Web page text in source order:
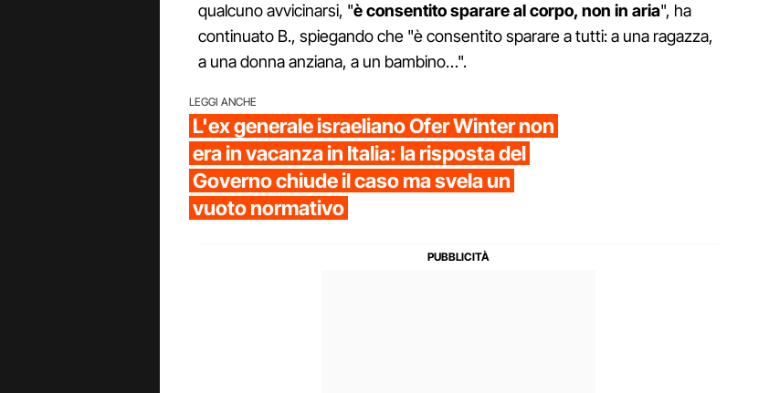
qualcuno avvicinarsi, "è consentito sparare al corpo, non in aria", ha
continuato B., spiegando che "è consentito sparare a tutti: a una ragazza,
a una donna anziana, a un bambino…".
LEGGI ANCHE
L'ex generale israeliano Ofer Winter non
era in vacanza in Italia: la risposta del
Governo chiude il caso ma svela un
vuoto normativo